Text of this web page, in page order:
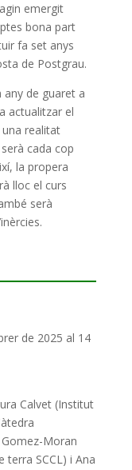
emergit
bona part
fa set anys
de Postgrau.
de guaret a
actualitzar el
realitat
cada cop
la propera
lloc el curs
serà
de 2025 al 14
Calvet (Institut
Gomez-Moran
terra SCCL) i Ana